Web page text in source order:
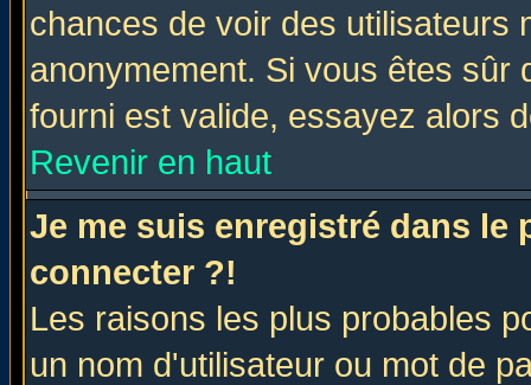
chances de voir des utilisateurs
anonymement. Si vous êtes sûr
fourni est valide, essayez alors
Revenir en haut
Je me suis enregistré dans le
connecter ?!
Les raisons les plus probables
un nom d'utilisateur ou mot de